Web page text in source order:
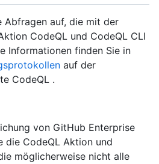
Abfragen auf, die mit der
CodeQL und CodeQL CLI
Informationen finden Sie in
auf der
CodeQL .
von GitHub Enterprise
die CodeQL Aktion und
möglicherweise nicht alle